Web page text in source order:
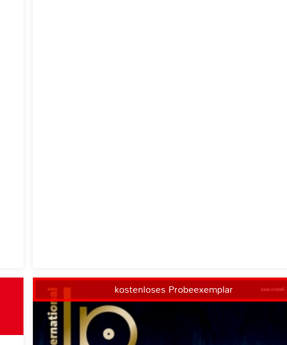
kostenloses Probeexemplar